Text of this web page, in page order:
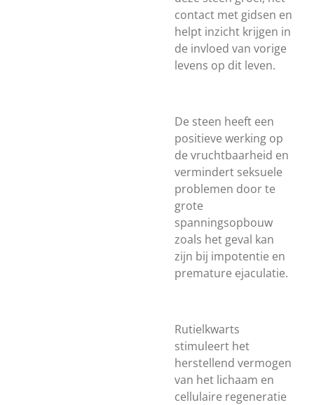
contact met gidsen en
helpt inzicht krijgen in
de invloed van vorige
levens op dit leven.
De steen heeft een
positieve werking op
de vruchtbaarheid en
vermindert seksuele
problemen door te
grote
spanningsopbouw
zoals het geval kan
zijn bij impotentie en
premature ejaculatie.
Rutielkwarts
stimuleert het
herstellend vermogen
van het lichaam en
cellulaire regeneratie